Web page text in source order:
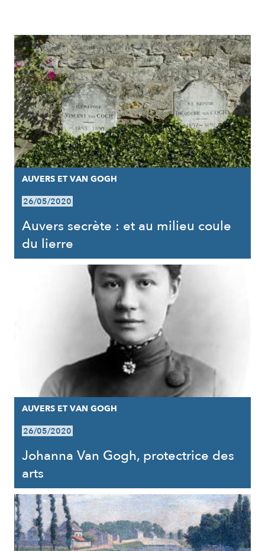
RÉSULTATS
AUVERS ET VAN GOGH
26/05/2020
Auvers secrète : et au milieu coule
du lierre
AUVERS ET VAN GOGH
26/05/2020
Johanna Van Gogh, protectrice des
arts